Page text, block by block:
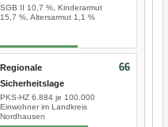
SGB II 10,7 %, Kinderarmut
15,7 %, Altersarmut 1,1 %
Regionale
Sicherheitslage
PKS-HZ 6.884 je 100.000
Einwohner im Landkreis
Nordhausen
66